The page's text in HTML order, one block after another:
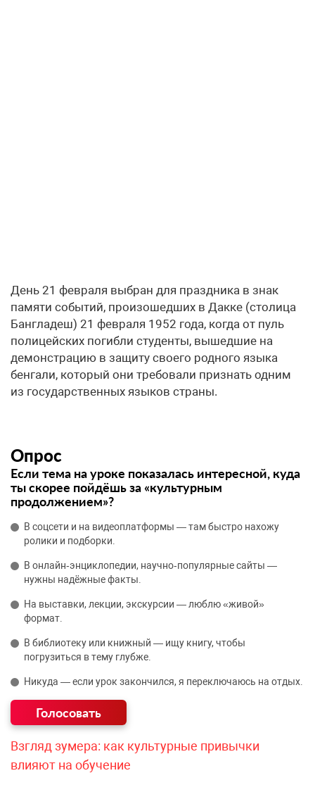
День 21 февраля выбран для праздника в знак
памяти событий, произошедших в Дакке (столица
Бангладеш) 21 февраля 1952 года, когда от пуль
полицейских погибли студенты, вышедшие на
демонстрацию в защиту своего родного языка
бенгали, который они требовали признать одним
из государственных языков страны.
Опрос
Если тема на уроке показалась интересной, куда
ты скорее пойдёшь за «культурным
продолжением»?
В соцсети и на видеоплатформы — там быстро нахожу
ролики и подборки.
В онлайн‑энциклопедии, научно‑популярные сайты —
нужны надёжные факты.
На выставки, лекции, экскурсии — люблю «живой»
формат.
В библиотеку или книжный — ищу книгу, чтобы
погрузиться в тему глубже.
Никуда — если урок закончился, я переключаюсь на отдых.
Взгляд зумера: как культурные привычки
влияют на обучение